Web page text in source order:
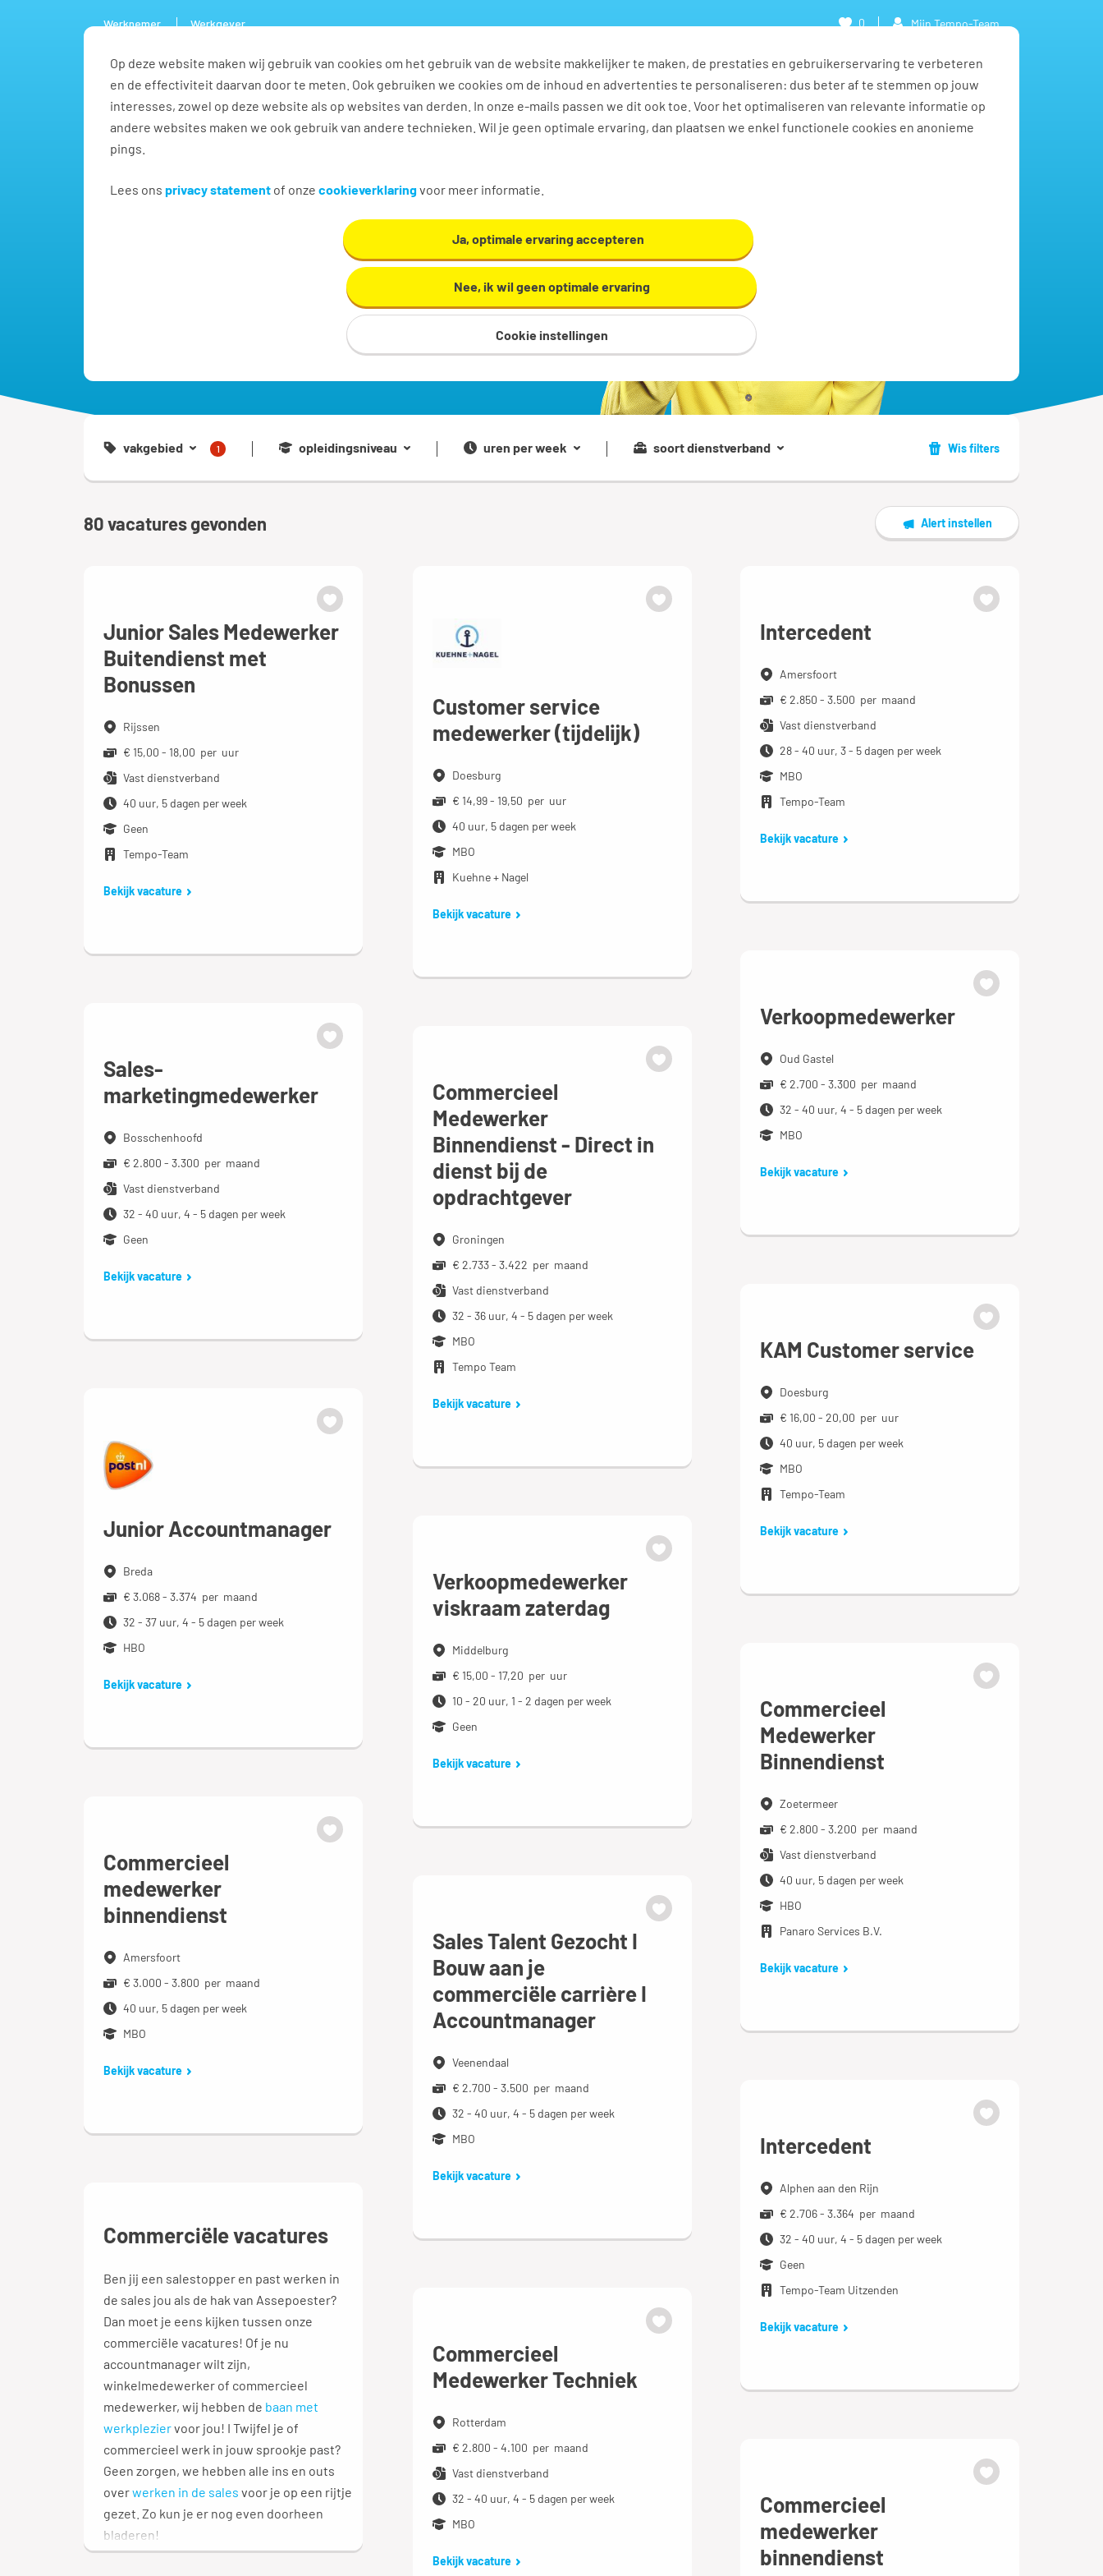
Op deze website maken wij gebruik van cookies om het gebruik van de website makkelijker te maken, de prestaties en gebruikerservaring te verbeteren
en de effectiviteit daarvan door te meten. Ook gebruiken we cookies om de inhoud en advertenties te personaliseren: dus beter af te stemmen op jouw
interesses, zowel op deze website als op websites van derden. In onze e-mails passen we dit ook toe. Voor het optimaliseren van relevante informatie op
andere websites maken we ook gebruik van andere technieken. Wil je geen optimale ervaring, dan plaatsen we enkel functionele cookies en anonieme
pings.
Lees ons privacy statement of onze cookieverklaringvoor meer informatie.
Ja, optimale ervaring accepteren
Nee, ik wil geen optimale ervaring
Cookie instellingen
Werknemer Werkgever
Vacatures Ontwikkel jezelf Werkplezier Contact
0 Mijn Tempo-Team
Vacatures voor Commercieel / Verkoop
Vind hier dé perfecte vacature voor Commercieel / Verkoop. Oh en... we helpen je graag een handje!
vakgebied 1 opleidingsniveau uren per week soort dienstverband Wis filters
80vacatures gevonden Alert instellen
Junior Sales Medewerker
Buitendienst met
Bonussen
Rijssen
€ 15,00 - 18,00 per uur
Vast dienstverband
40 uur, 5 dagen per week
Geen
Tempo-Team
Bekijk vacature
Customer service
medewerker (tijdelijk)
Doesburg
€ 14,99 - 19,50 per uur
40 uur, 5 dagen per week
MBO
Kuehne + Nagel
Bekijk vacature
Intercedent
Amersfoort
€ 2.850 - 3.500 per maand
Vast dienstverband
28 - 40 uur, 3 - 5 dagen per week
MBO
Tempo-Team
Bekijk vacature
Verkoopmedewerker
Oud Gastel
€ 2.700 - 3.300 per maand
32 - 40 uur, 4 - 5 dagen per week
MBO
Bekijk vacature
Sales-
marketingmedewerker
Bosschenhoofd
€ 2.800 - 3.300 per maand
Vast dienstverband
32 - 40 uur, 4 - 5 dagen per week
Geen
Bekijk vacature
Commercieel
Medewerker
Binnendienst - Direct in
dienst bij de
opdrachtgever
Groningen
€ 2.733 - 3.422 per maand
Vast dienstverband
32 - 36 uur, 4 - 5 dagen per week
MBO
Tempo Team
Bekijk vacature
KAM Customer service
Doesburg
€ 16,00 - 20,00 per uur
40 uur, 5 dagen per week
MBO
Tempo-Team
Bekijk vacature
Junior Accountmanager
Breda
€ 3.068 - 3.374 per maand
32 - 37 uur, 4 - 5 dagen per week
HBO
Bekijk vacature
Verkoopmedewerker
viskraam zaterdag
Middelburg
€ 15,00 - 17,20 per uur
10 - 20 uur, 1 - 2 dagen per week
Geen
Bekijk vacature
Commercieel
Medewerker
Binnendienst
Zoetermeer
€ 2.800 - 3.200 per maand
Vast dienstverband
40 uur, 5 dagen per week
HBO
Panaro Services B.V.
Bekijk vacature
Commercieel
medewerker
binnendienst
Amersfoort
€ 3.000 - 3.800 per maand
40 uur, 5 dagen per week
MBO
Bekijk vacature
Sales Talent Gezocht I
Bouw aan je
commerciële carrière I
Accountmanager
Veenendaal
€ 2.700 - 3.500 per maand
32 - 40 uur, 4 - 5 dagen per week
MBO
Bekijk vacature
Intercedent
Alphen aan den Rijn
€ 2.706 - 3.364 per maand
32 - 40 uur, 4 - 5 dagen per week
Geen
Tempo-Team Uitzenden
Bekijk vacature
Commerciële vacatures
Ben jij een salestopper en past werken in
de sales jou als de hak van Assepoester?
Dan moet je eens kijken tussen onze
commerciële vacatures! Of je nu
accountmanager wilt zijn,
winkelmedewerker of commercieel
medewerker, wij hebben de baan met
werkpleziervoor jou! I Twijfel je of
commercieel werk in jouw sprookje past?
Geen zorgen, we hebben alle ins en outs
overwerken in de sales voor je op een rijtje
gezet. Zo kun je er nog even doorheen
bladeren!
Commercieel
Medewerker Techniek
Rotterdam
€ 2.800 - 4.100 per maand
Vast dienstverband
32 - 40 uur, 4 - 5 dagen per week
MBO
Bekijk vacature
Commercieel
medewerker
binnendienst